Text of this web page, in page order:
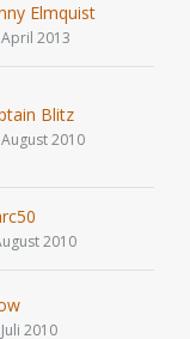
Elmquist
2013
Blitz
2010
2010
2010